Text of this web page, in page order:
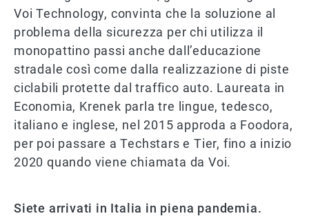
Voi Technology, convinta che la soluzione al
problema della sicurezza per chi utilizza il
monopattino passi anche dall’educazione
stradale così come dalla realizzazione di piste
ciclabili protette dal traffico auto. Laureata in
Economia, Krenek parla tre lingue, tedesco,
italiano e inglese, nel 2015 approda a Foodora,
per poi passare a Techstars e Tier, fino a inizio
2020 quando viene chiamata da Voi.
Siete arrivati in Italia in piena pandemia.